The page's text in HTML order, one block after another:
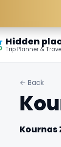
Hidden
Trip Planner &
← Back
Kournas